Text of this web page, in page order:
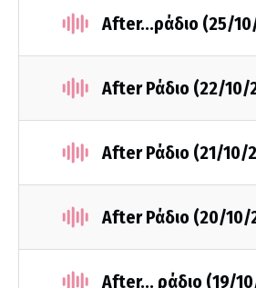
After...ράδιο (25/
After Ράδιο (22/10/
After Ράδιο (21/10/
After Ράδιο (20/10/
After... ράδιο (19/